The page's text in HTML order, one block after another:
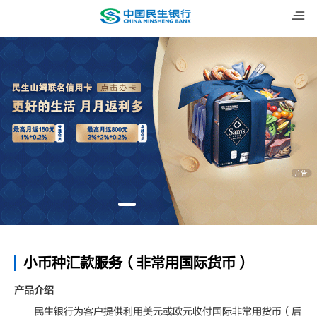
小币种汇款服务（非常用国际货币）
产品介绍
民生银行为客户提供利用美元或欧元收付国际非常用货币（后